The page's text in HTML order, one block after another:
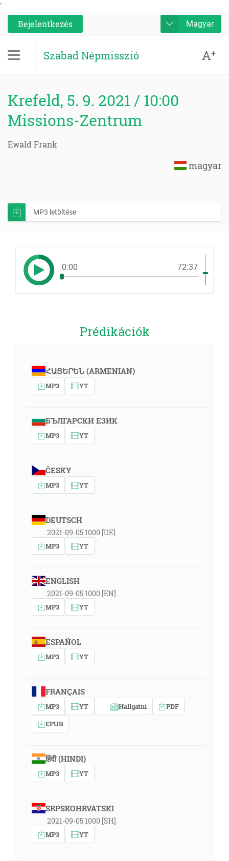
'
Bejelentkezés
Magyar
Szabad Népmisszió A+
Krefeld, 5. 9. 2021 / 10:00
Missions-Zentrum
Ewald Frank
magyar
MP3 letöltése
0:00 72:37
Prédikációk
ՀԱՅԵՐԵՆ (ARMENIAN)
MP3 YT
БЪЛГАРСКИ ЕЗИК
MP3 YT
ČESKY
MP3 YT
DEUTSCH
2021-09-05 1000 [DE]
MP3 YT
ENGLISH
2021-09-05 1000 [EN]
MP3 YT
ESPAÑOL
MP3 YT
FRANÇAIS
MP3 YT Hallgatni
PDF
EPUB
हिंदी (HINDI)
MP3 YT
SRPSKOHRVATSKI
2021-09-05 1000 [SH]
MP3 YT